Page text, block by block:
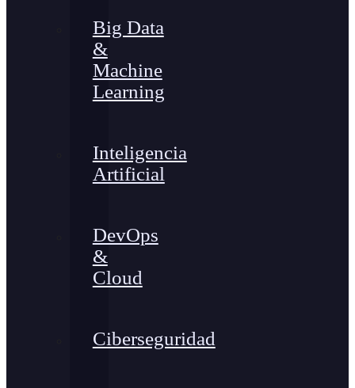
Big Data
&
Machine
Learning
Inteligencia
Artificial
DevOps
&
Cloud
Ciberseguridad